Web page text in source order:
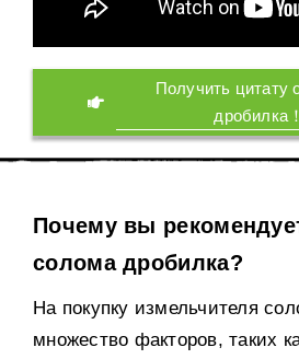
Получить цитату
дробилка！
Почему вы
солома дробилка?
На покупку измельчителя
множество факторов, таких